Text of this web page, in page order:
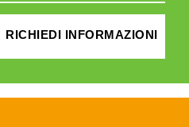
RICHIEDI INFORMAZIONI